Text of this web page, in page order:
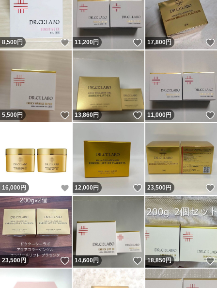
8,500円 いいね！
11,200円 いいね！
17,800円
5,500円 いいね！
13,860円 いいね！
11,000円
16,000 円 いいね！
12,000円 いいね！
23,500円
23,500円 いいね！
14,600円 いいね！
18,850円